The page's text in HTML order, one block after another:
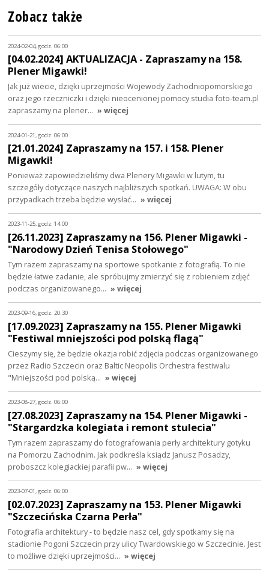
Zobacz także
2024-02-04, godz. 06:00
[04.02.2024] AKTUALIZACJA - Zapraszamy na 158.
Plener Migawki!
Jak już wiecie, dzięki uprzejmości Wojewody Zachodniopomorskiego
oraz jego rzeczniczki i dzięki nieocenionej pomocy studia foto-team.pl
zapraszamy na plener… » więcej
2024-01-21, godz. 06:00
[21.01.2024] Zapraszamy na 157. i 158. Plener
Migawki!
Ponieważ zapowiedzieliśmy dwa Plenery Migawki w lutym, tu
szczegóły dotyczące naszych najbliższych spotkań. UWAGA: W obu
przypadkach trzeba będzie wysłać… » więcej
2023-11-25, godz. 14:00
[26.11.2023] Zapraszamy na 156. Plener Migawki -
"Narodowy Dzień Tenisa Stołowego"
Tym razem zapraszamy na sportowe spotkanie z fotografią. To nie
będzie łatwe zadanie, ale spróbujmy zmierzyć się z robieniem zdjęć
podczas organizowanego… » więcej
2023-09-16, godz. 20:30
[17.09.2023] Zapraszamy na 155. Plener Migawki
"Festiwal mniejszości pod polską flagą"
Cieszymy się, że będzie okazja robić zdjęcia podczas organizowanego
przez Radio Szczecin oraz Baltic Neopolis Orchestra festiwalu
"Mniejszości pod polską… » więcej
2023-08-27, godz. 06:00
[27.08.2023] Zapraszamy na 154. Plener Migawki -
"Stargardzka kolegiata i remont stulecia"
Tym razem zapraszamy do fotografowania perły architektury gotyku
na Pomorzu Zachodnim. Jak podkreśla ksiądz Janusz Posadzy,
proboszcz kolegiackiej parafii pw… » więcej
2023-07-01, godz. 06:00
[02.07.2023] Zapraszamy na 153. Plener Migawki
"Szczecińska Czarna Perła"
Fotografia architektury - to będzie nasz cel, gdy spotkamy się na
stadionie Pogoni Szczecin przy ulicy Twardowskiego w Szczecinie. Jest
to możliwe dzięki uprzejmości… » więcej